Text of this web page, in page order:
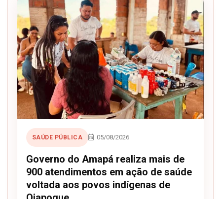
SAÚDE PÚBLICA 05/08/2026
Governo do Amapá realiza mais de
900 atendimentos em ação de saúde
voltada aos povos indígenas de